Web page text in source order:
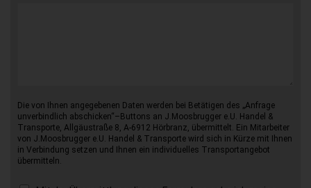
Die von Ihnen angegebenen Daten werden bei Betätigen des „Anfrage
unverbindlich abschicken“–Buttons an J.Moosbrugger e.U. Handel &
Transporte, Allgäustraße 8, A-6912 Hörbranz, übermittelt. Ein Mitarbeiter
von J.Moosbrugger e.U. Handel & Transporte wird sich in Kürze mit Ihnen
in Verbindung setzen und Ihnen ein individuelles Transportangebot
übermitteln.